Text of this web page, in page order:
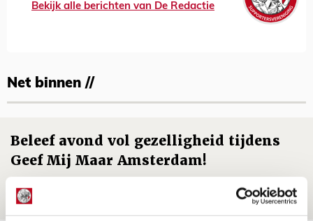
Bekijk alle berichten van De Redactie
Net binnen //
Beleef avond vol gezelligheid tijdens
Geef Mij Maar Amsterdam!
EVENT